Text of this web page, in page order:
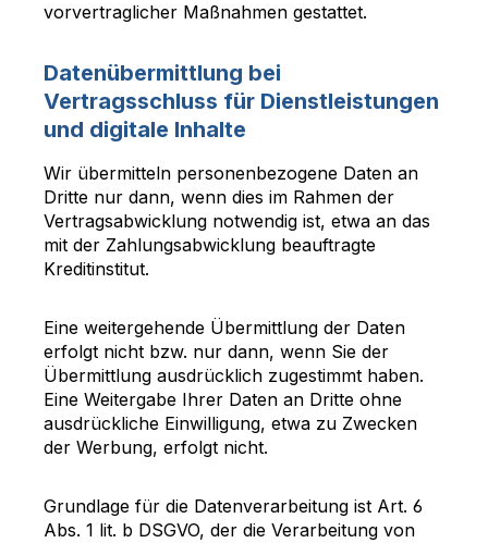
vorvertraglicher Maßnahmen gestattet.
Datenübermittlung bei
Vertragsschluss für Dienstleistungen
und digitale Inhalte
Wir übermitteln personenbezogene Daten an
Dritte nur dann, wenn dies im Rahmen der
Vertragsabwicklung notwendig ist, etwa an das
mit der Zahlungsabwicklung beauftragte
Kreditinstitut.
Eine weitergehende Übermittlung der Daten
erfolgt nicht bzw. nur dann, wenn Sie der
Übermittlung ausdrücklich zugestimmt haben.
Eine Weitergabe Ihrer Daten an Dritte ohne
ausdrückliche Einwilligung, etwa zu Zwecken
der Werbung, erfolgt nicht.
Grundlage für die Datenverarbeitung ist Art. 6
Abs. 1 lit. b DSGVO, der die Verarbeitung von